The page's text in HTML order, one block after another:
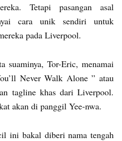
Tetapi pasangan asal
cara unik sendiri untuk
pada Liverpool.
suaminya, Tor-Eric, menamai
Never Walk Alone ” atau
tagline khas dari Liverpool.
akan di panggil Yee-nwa.
ini bakal diberi nama tengah